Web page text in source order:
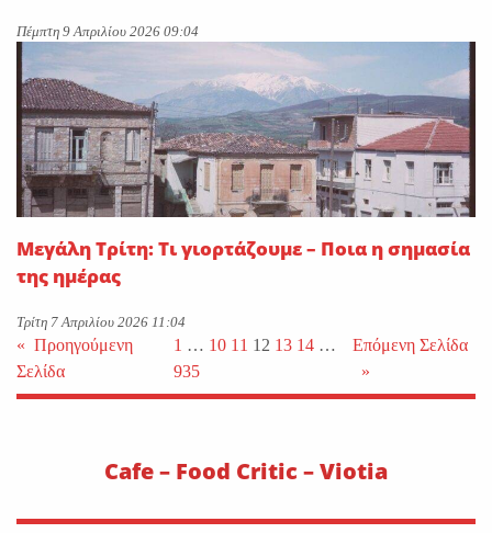
Πέμπτη 9 Απριλίου 2026 09:04
Μεγάλη Τρίτη: Τι γιορτάζουμε – Ποια η σημασία
της ημέρας
Τρίτη 7 Απριλίου 2026 11:04
« Προηγούμενη
Σελίδα
1 … 10 11 12 13 14 …
935
Επόμενη Σελίδα
»
Cafe – Food Critic – Viotia